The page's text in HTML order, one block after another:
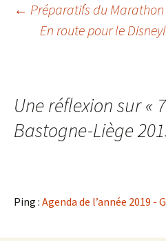
articles
← Préparatifs du Marathon
En route pour le
Une réflexion sur «
Bastogne-Liège
Ping : Agenda de l’année 2019 -